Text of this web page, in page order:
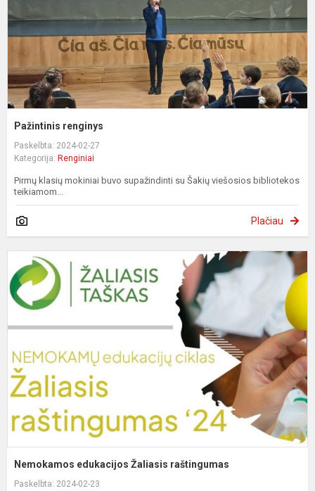
Pažintinis renginys
Paskelbta: 2024-02-27
Kategorija: Renginiai
Pirmų klasių mokiniai buvo supažindinti su Šakių viešosios bibliotekos
teikiamom...
Plačiau
Nemokamos edukacijos Žaliasis raštingumas
Paskelbta: 2024-02-23